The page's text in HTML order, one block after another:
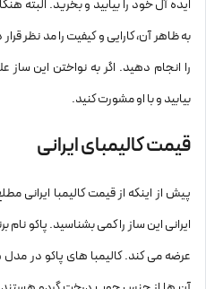
ایده آل خود را بیابید و بخرید. البته
به ظاهر آن، کارایی و کیفیت را مد نظر
را انجام دهید. اگر به نواختن این ساز
بیابید و با او مشورت کنید.
قیمت کالیمبای ایرانی
پیش از اینکه ازقیمت کالیمبا ایرانی
ایرانی این ساز را کمی بشناسید.پاکونام
عرضه می کند. کالیمبا های پاکو در